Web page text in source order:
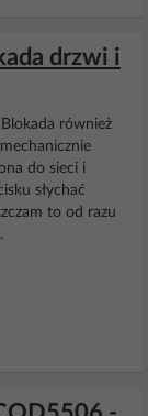
drzwi i
również
do sieci i
słychać
to od razu